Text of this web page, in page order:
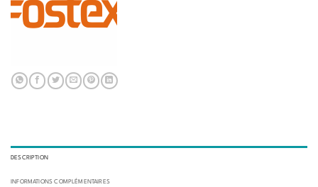
DESCRIPTION
INFORMATIONS COMPLÉMENTAIRES